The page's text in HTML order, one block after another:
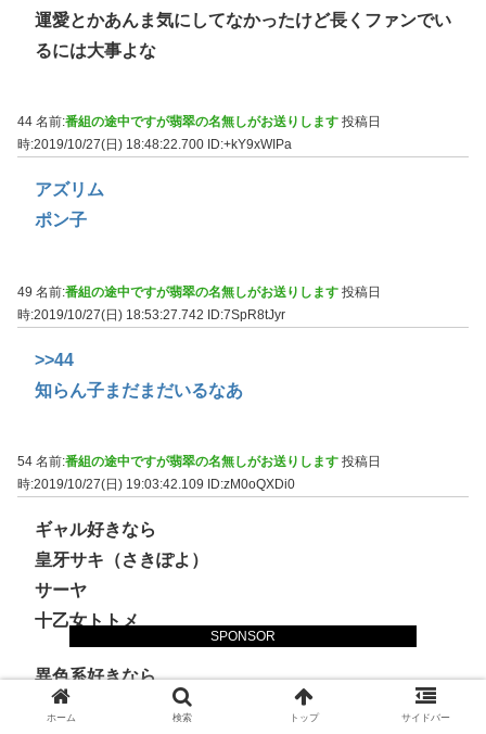
SPONSOR
運愛とかあんま気にしてなかったけど長くファンでい
るには大事よな
44 名前:番組の途中ですが翡翠の名無しがお送りします 投稿日
時:2019/10/27(日) 18:48:22.700 ID:+kY9xWIPa
アズリム
ポン子
49 名前:番組の途中ですが翡翠の名無しがお送りします 投稿日
時:2019/10/27(日) 18:53:27.742 ID:7SpR8tJyr
>>44
知らん子まだまだいるなあ
54 名前:番組の途中ですが翡翠の名無しがお送りします 投稿日
時:2019/10/27(日) 19:03:42.109
ID:zM0oQXDi0
ギャル好きなら
皇牙サキ（さきぽよ）
サーヤ
十乙女トトメ
異色系好きなら
ノックス
ホーム 検索 トップ サイドバー